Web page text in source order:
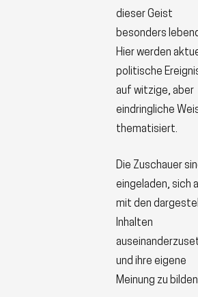
dieser Geist
besonders
Hier werden
politische
auf witzige, aber
eindringliche
thematisiert.
Die Zuschauer
eingeladen, sich
mit den
Inhalten
und ihre eigene
Meinung zu